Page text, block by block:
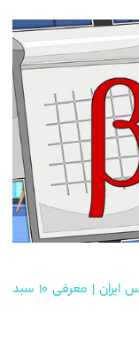
همچنین میتوانید ویدیو بهترین سبد سهام بورس ایران | معرفی ۱۰ سبد